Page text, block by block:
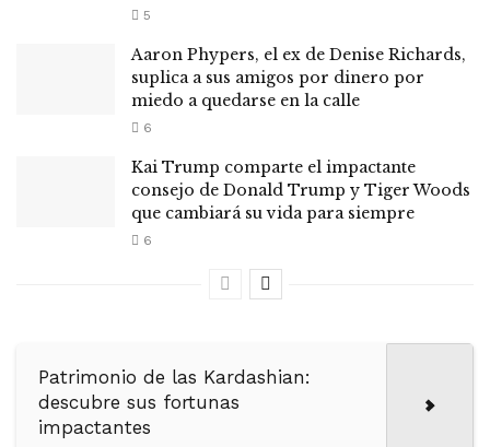
5
Aaron Phypers, el ex de Denise Richards,
suplica a sus amigos por dinero por
miedo a quedarse en la calle
6
Kai Trump comparte el impactante
consejo de Donald Trump y Tiger Woods
que cambiará su vida para siempre
6
Patrimonio de las Kardashian:
descubre sus fortunas
impactantes